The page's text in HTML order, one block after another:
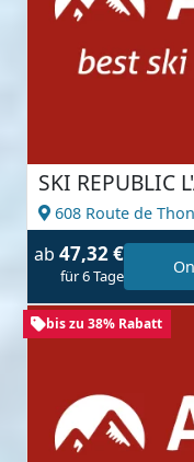
SKI REPUBLIC
608 Route de
ab 47,32 €
für 6 Tage
bis zu 38% Rabatt